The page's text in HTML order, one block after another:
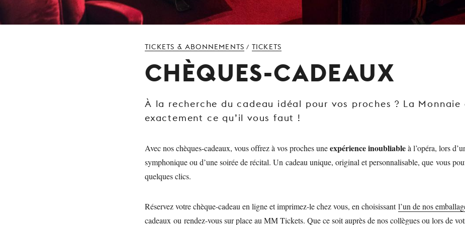
TICKETS & ABONNEMENTS / TICKETS
CHÈQUES-CADEAUX
À la recherche du cadeau idéal pour vos proches ? La Monnaie
exactement ce qu’il vous faut !
Avec nos chèques-cadeaux, vous offrez à vos proches uneexpérience inoubliableà l’opéra, lors
symphonique ou d’une soirée de récital. Un cadeau unique, original et personnalisable, que vous
quelques clics.
Réservez votre chèque-cadeau en ligne et imprimez-le chez vous, en choisissantl’un de nos
cadeaux ou rendez-vous sur place au MM Tickets. Que ce soit auprès de nos collègues ou lors de